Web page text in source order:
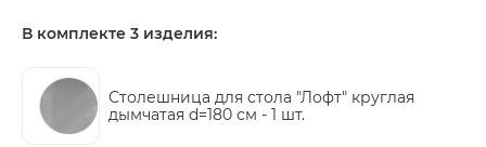
В комплекте 3 изделия:
Столешница для стола "Лофт" круглая
дымчатая d=180 см - 1 шт.